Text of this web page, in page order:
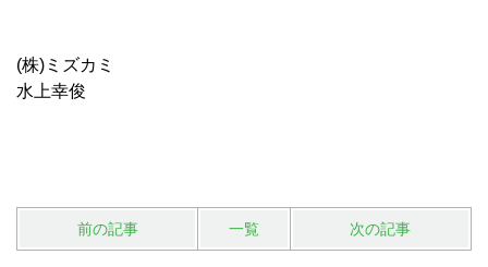
(株)ミズカミ
水上幸俊
前の記事 一覧 次の記事